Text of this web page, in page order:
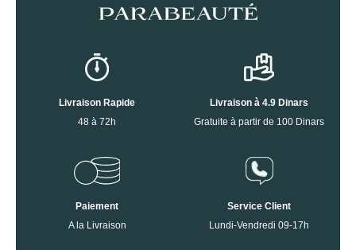
Livraison Rapide
48 à 72h
Livraison à 4.9 Dinars
Gratuite à partir de 100 Dinars
Paiement
A la Livraison
Service Client
Lundi-Vendredi 09-17h